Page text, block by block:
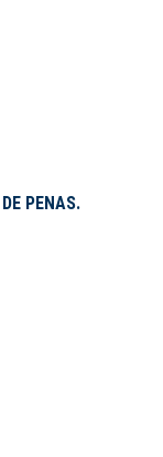
PENAS.